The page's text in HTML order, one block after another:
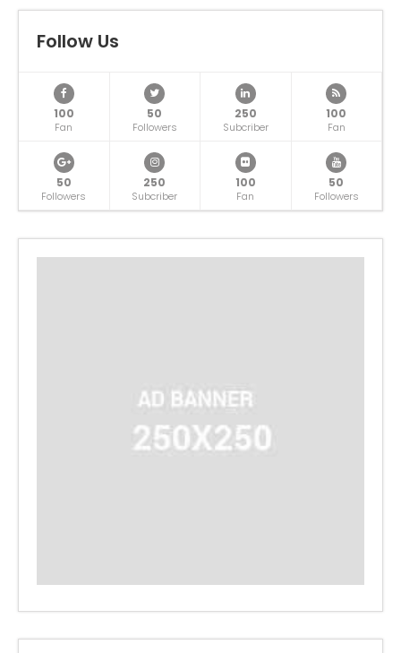
Follow Us
100
Fan
50
Followers
250
Subcriber
100
Fan
50
Followers
250
Subcriber
100
Fan
50
Followers